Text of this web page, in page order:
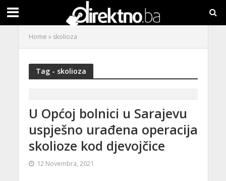
Home » skolioza
Tag - skolioza
U Općoj bolnici u Sarajevu
uspješno urađena operacija
skolioze kod djevojčice
12 Novembra, 2021